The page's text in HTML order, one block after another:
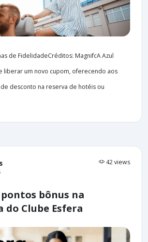
de FidelidadeCréditos: MagnifcA Azul
liberar um novo cupom, oferecendo aos
desconto na reserva de hotéis ou
42 views
bônus na
Clube Esfera